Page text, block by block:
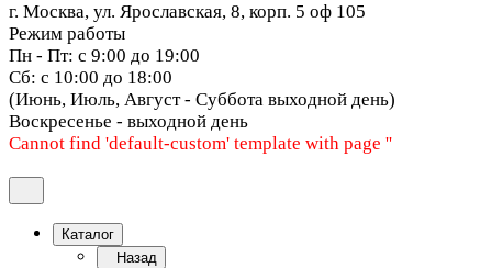
г. Москва, ул. Ярославская, 8, корп. 5 оф 105
Режим работы
Пн - Пт: с 9:00 до 19:00
Сб: с 10:00 до 18:00
(Июнь, Июль, Август - Суббота выходной день)
Воскресенье - выходной день
Cannot find 'default-custom' template with page ''
Каталог
Назад